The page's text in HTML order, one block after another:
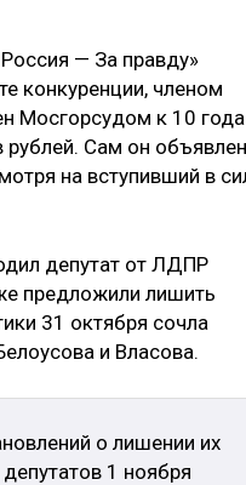
— За правду»
конкуренции, членом
Мосгорсудом к 10
Сам он
на вступивший в
депутат от ЛДПР
предложили лишить
31 октября сочла
и Власова.
о лишении их
1 ноября